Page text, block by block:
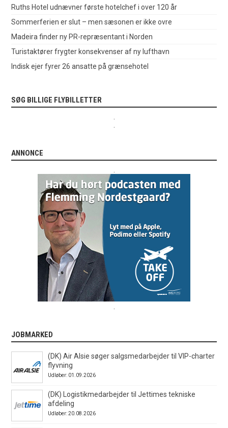
Ruths Hotel udnævner første hotelchef i over 120 år
Sommerferien er slut – men sæsonen er ikke ovre
Madeira finder ny PR-repræsentant i Norden
Turistaktører frygter konsekvenser af ny lufthavn
Indisk ejer fyrer 26 ansatte på grænsehotel
SØG BILLIGE FLYBILLETTER
.
.
ANNONCE
.
.
JOBMARKED
(DK) Air Alsie søger salgsmedarbejder til VIP-charter
flyvning
Udløber: 01.09.2026
(DK) Logistikmedarbejder til Jettimes tekniske
afdeling
Udløber: 20.08.2026